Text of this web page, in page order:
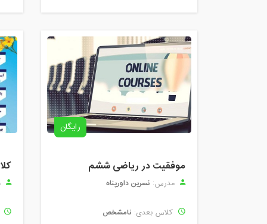
رایگان
موفقیت در ریاضی ششم
مدرس: نسرین داورپناه
کلاس بعدی: نامشخص